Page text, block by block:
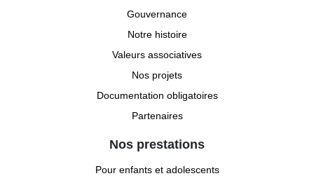
Gouvernance
Notre histoire
Valeurs associatives
Nos projets
Documentation obligatoires
Partenaires
Nos prestations
Pour enfants et adolescents